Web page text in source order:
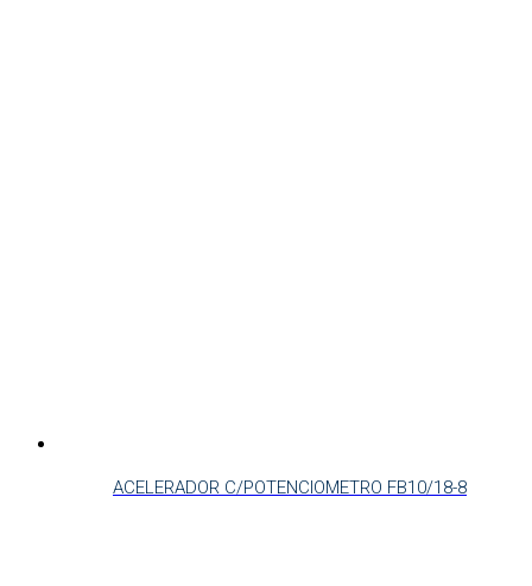
ACELERADOR C/POTENCIOMETRO FB10/18-8